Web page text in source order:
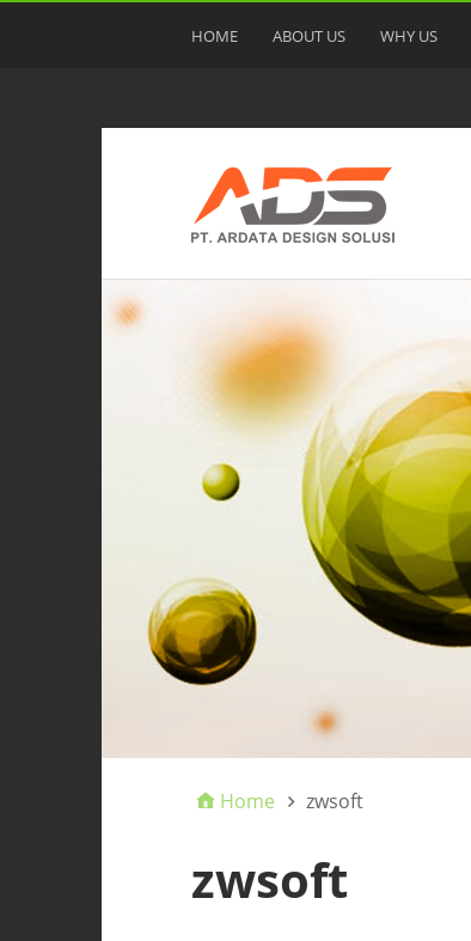
HOME ABOUT US WHY US
Home zwsoft
zwsoft